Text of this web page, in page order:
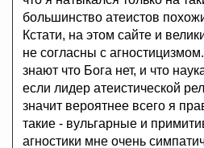
большинство атеистов
Кстати, на этом сайте и
не согласны с
знают что Бога нет, и что
если лидер атеистической
значит вероятнее всего я
такие - вульгарные и
агностики мне очень